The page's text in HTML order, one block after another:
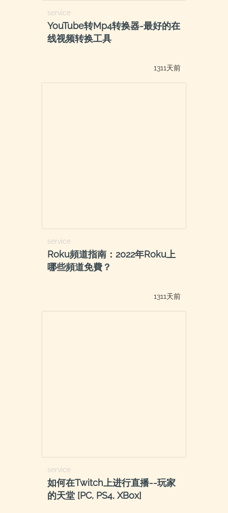
service
YouTube转Mp4转换器-最好的在
线视频转换工具
1311天前
service
Roku頻道指南：2022年Roku上
哪些頻道免費？
1311天前
service
如何在Twitch上进行直播--玩家
的天堂 [PC, PS4, XBox]